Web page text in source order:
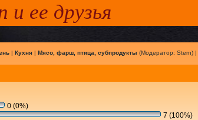
и ее друзья
| Кухня| Мясо, фарш, птица, субпродукты (Модератор: Stern) |
0 (0%)
7 (100%)